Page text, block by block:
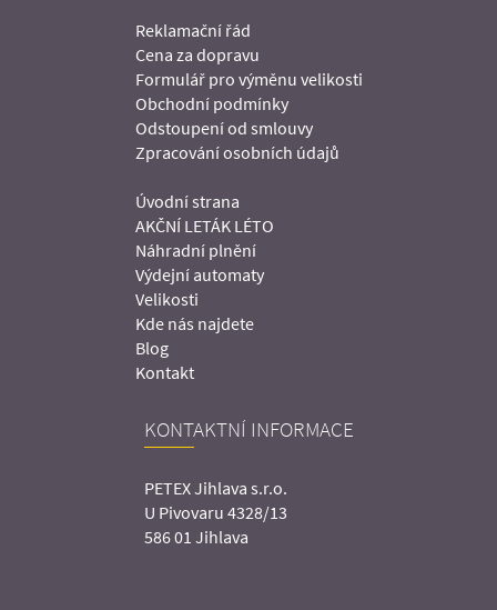
Reklamační řád
Cena za dopravu
Formulář pro výměnu velikosti
Obchodní podmínky
Odstoupení od smlouvy
Zpracování osobních údajů
Úvodní strana
AKČNÍ LETÁK LÉTO
Náhradní plnění
Výdejní automaty
Velikosti
Kde nás najdete
Blog
Kontakt
KONTAKTNÍ INFORMACE
PETEX Jihlava s.r.o.
U Pivovaru 4328/13
586 01 Jihlava